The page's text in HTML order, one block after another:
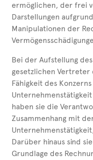
ermöglichen, der frei
Darstellungen
Manipulationen der
Bei der Aufstellung
gesetzlichen
Fähigkeit des
haben sie die
Zusammenhang mit
Darüber hinaus sind
Grundlage des